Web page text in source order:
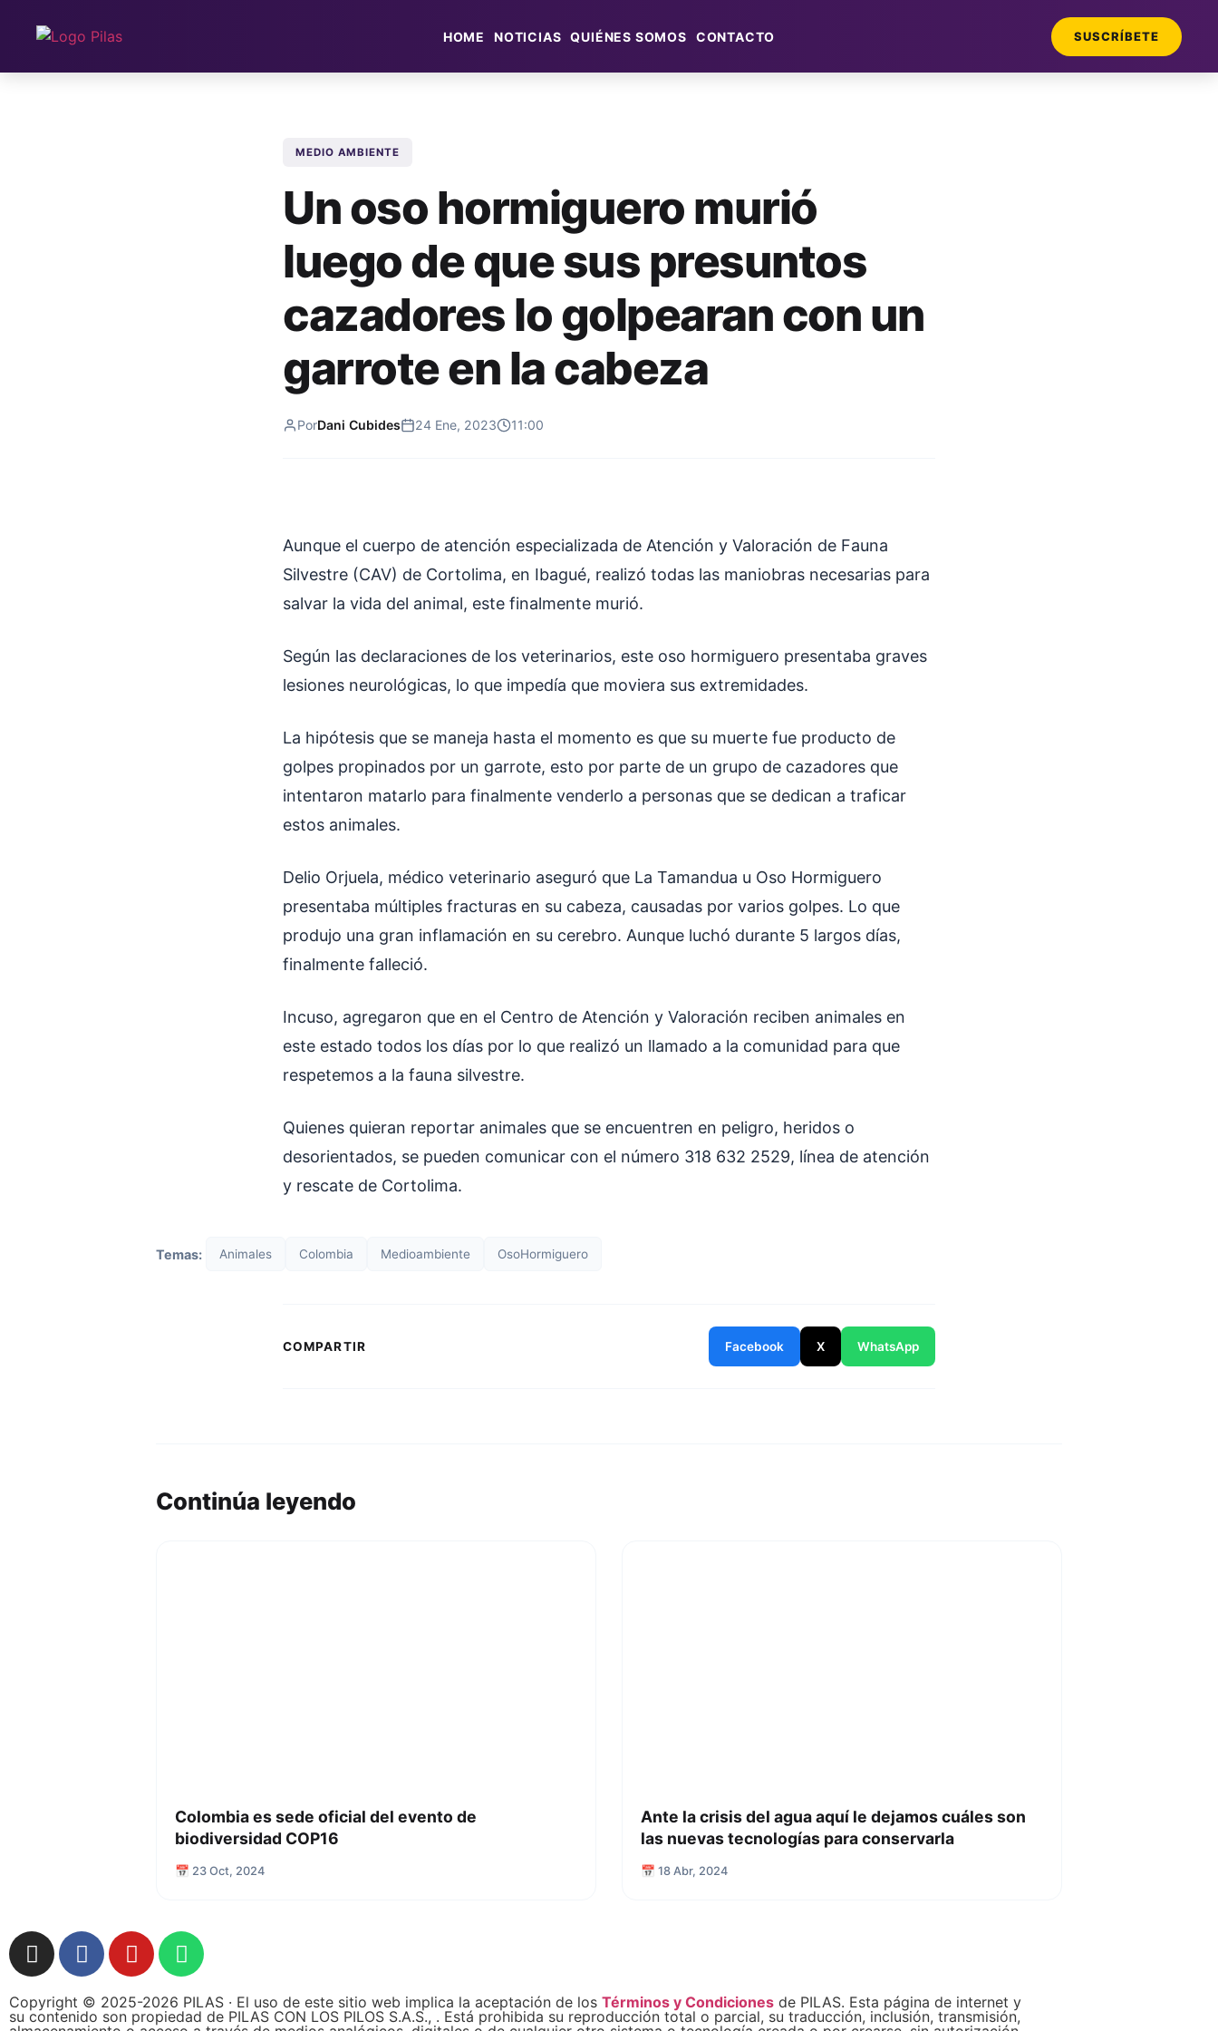
HOME NOTICIAS QUIÉNES SOMOS CONTACTO SUSCRÍBETE
MEDIO AMBIENTE
Un oso hormiguero murió
luego de que sus presuntos
cazadores lo golpearan con un
garrote en la cabeza
PorDani Cubides 24 Ene, 2023 11:00
Aunque el cuerpo de atención especializada de Atención y Valoración de Fauna
Silvestre (CAV) de Cortolima, en Ibagué, realizó todas las maniobras necesarias para
salvar la vida del animal, este finalmente murió.
Según las declaraciones de los veterinarios, este oso hormiguero presentaba graves
lesiones neurológicas, lo que impedía que moviera sus extremidades.
La hipótesis que se maneja hasta el momento es que su muerte fue producto de
golpes propinados por un garrote, esto por parte de un grupo de cazadores que
intentaron matarlo para finalmente venderlo a personas que se dedican a traficar
estos animales.
Delio Orjuela, médico veterinario aseguró que La Tamandua u Oso Hormiguero
presentaba múltiples fracturas en su cabeza, causadas por varios golpes. Lo que
produjo una gran inflamación en su cerebro. Aunque luchó durante 5 largos días,
finalmente falleció.
Incuso, agregaron que en el Centro de Atención y Valoración reciben animales en
este estado todos los días por lo que realizó un llamado a la comunidad para que
respetemos a la fauna silvestre.
Quienes quieran reportar animales que se encuentren en peligro, heridos o
desorientados, se pueden comunicar con el número 318 632 2529, línea de atención
y rescate de Cortolima.
Temas: Animales Colombia Medioambiente OsoHormiguero
COMPARTIR Facebook X WhatsApp
Continúa leyendo
Colombia es sede oficial del evento de
biodiversidad COP16
📅 23 Oct, 2024
Ante la crisis del agua aquí le dejamos cuáles son
las nuevas tecnologías para conservarla
📅 18 Abr, 2024
Copyright © 2025-2026 PILAS · El uso de este sitio web implica la aceptación de los Términos y Condiciones de PILAS. Esta página de internet y
su contenido son propiedad de PILAS CON LOS PILOS S.A.S., . Está prohibida su reproducción total o parcial, su traducción, inclusión, transmisión,